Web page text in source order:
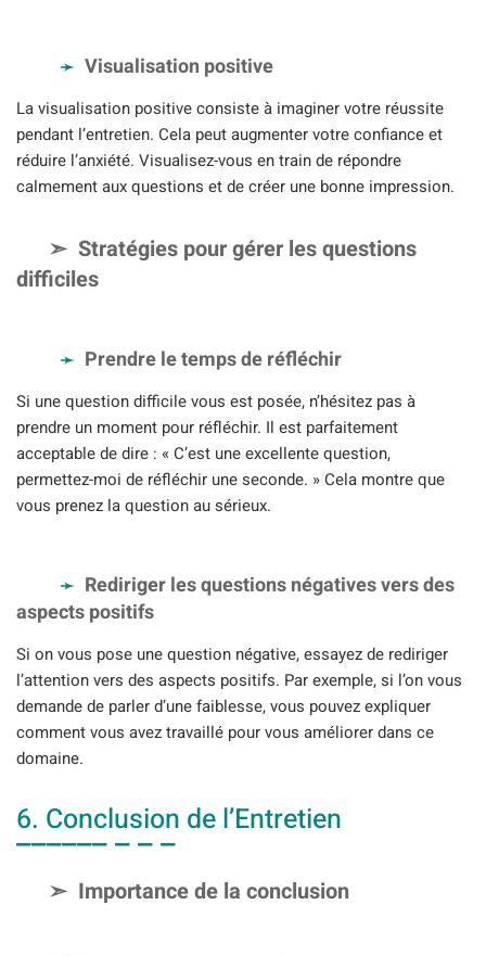
Visualisation positive
La visualisation positive consiste à imaginer votre réussite
pendant l’entretien. Cela peut augmenter votre confiance et
réduire l’anxiété. Visualisez-vous en train de répondre
calmement aux questions et de créer une bonne impression.
Stratégies pour gérer les questions
difficiles
Prendre le temps de réfléchir
Si une question difficile vous est posée, n’hésitez pas à
prendre un moment pour réfléchir. Il est parfaitement
acceptable de dire : « C’est une excellente question,
permettez-moi de réfléchir une seconde. » Cela montre que
vous prenez la question au sérieux.
Rediriger les questions négatives vers des
aspects positifs
Si on vous pose une question négative, essayez de rediriger
l’attention vers des aspects positifs. Par exemple, si l’on vous
demande de parler d’une faiblesse, vous pouvez expliquer
comment vous avez travaillé pour vous améliorer dans ce
domaine.
6. Conclusion de l’Entretien
Importance de la conclusion